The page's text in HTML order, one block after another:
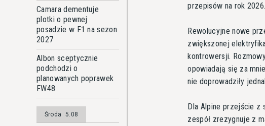
Camara dementuje
plotki o pewnej
posadzie w F1 na sezon
2027
Albon sceptycznie
podchodzi o
planowanych poprawek
FW48
Środa 5.08
przepisów na rok 2026.
Rewolucyjne nowe
zwiększonej
kontrowersji.
opowiadają się za
nie doprowadziły
Dla Alpine przejście z
zespół zrezygnuje z